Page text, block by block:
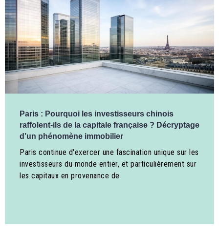
Paris : Pourquoi les investisseurs chinois
raffolent-ils de la capitale française ? Décryptage
d’un phénomène immobilier
Paris continue d'exercer une fascination unique sur les
investisseurs du monde entier, et particulièrement sur
les capitaux en provenance de